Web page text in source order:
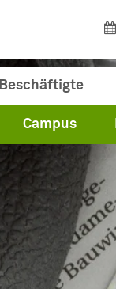
Beschäftigte
Campus